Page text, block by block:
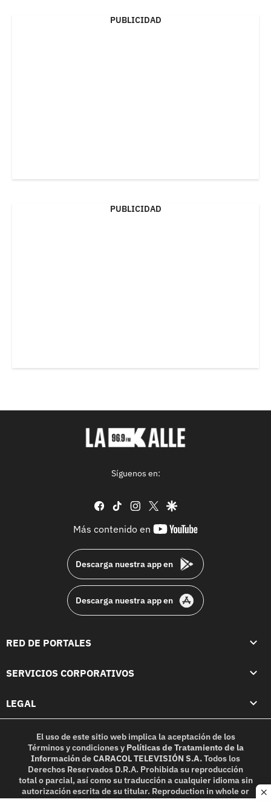
PUBLICIDAD
PUBLICIDAD
Síguenos en:
facebook
tiktok instagram
twittergoogle
Más contenido en
youtube-
Descarga nuestra app en
Descarga nuestra app en
RED DE PORTALES
SERVICIOS CORPORATIVOS
LEGAL
El uso de este sitio web implica la aceptación de los
Términos y condicionesy Políticas de Tratamiento de la
InformacióndeCARACOL TELEVISIÓN S.A.Todos los
Derechos Reservados D.R.A. Prohibida su reproducción
total o parcial, así como su traducción a cualquier idioma sin
autorización escrita de su titular. Reproduction in whole or
in part, or translation without written permission is